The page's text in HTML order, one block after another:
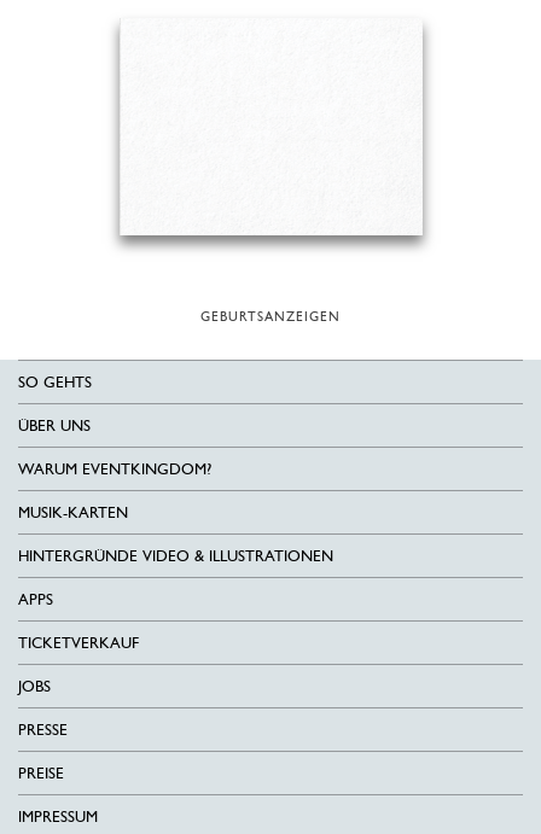
GEBURTSANZEIGEN
SO GEHTS
ÜBER UNS
WARUM EVENTKINGDOM?
MUSIK-KARTEN
HINTERGRÜNDE VIDEO & ILLUSTRATIONEN
APPS
TICKETVERKAUF
JOBS
PRESSE
PREISE
IMPRESSUM